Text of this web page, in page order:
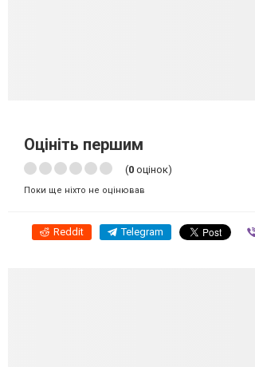
Оцініть першим
(0 оцінок)
Поки ще ніхто не оцінював
Reddit Telegram